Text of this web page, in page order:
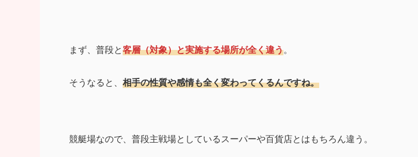
まず、普段と客層（対象）と実施する場所が全く違う。
そうなると、 相手の性質や感情も全く変わってくるんですね。
競艇場なので、普段主戦場としているスーパーや百貨店とはもちろん違う。